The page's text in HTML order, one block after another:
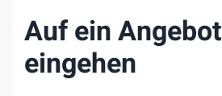
Auf ein Angebot
eingehen